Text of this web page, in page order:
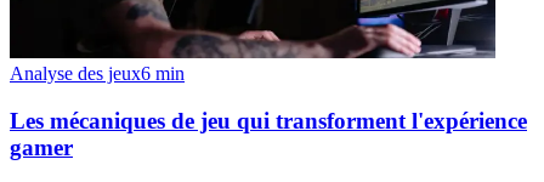
Analyse des jeux6 min
Les mécaniques de jeu qui transforment l'expérience
gamer